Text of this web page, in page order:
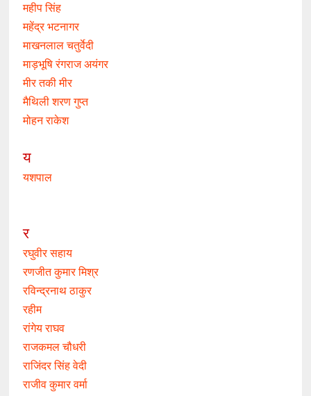
महीप सिंह
महेंद्र भटनागर
माखनलाल चतुर्वेदी
माड़भूषि रंगराज अयंगर
मीर तकी मीर
मैथिली शरण गुप्त
मोहन राकेश
य
यशपाल
र
रघुवीर सहाय
रणजीत कुमार मिश्र
रविन्द्रनाथ ठाकुर
रहीम
रांगेय राघव
राजकमल चौधरी
राजिंदर सिंह वेदी
राजीव कुमार वर्मा